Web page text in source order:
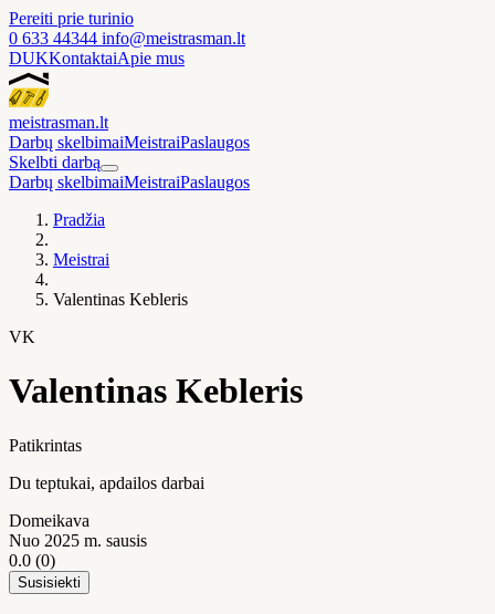
Pereiti prie turinio
0 633 44344 info@meistrasman.lt
DUKKontaktaiApie mus
meistrasman.lt
Darbų skelbimaiMeistraiPaslaugos
Skelbti darbą
Darbų skelbimaiMeistraiPaslaugos
Pradžia
Meistrai
Valentinas Kebleris
VK
Valentinas Kebleris
Patikrintas
Du teptukai, apdailos darbai
Domeikava
Nuo 2025 m. sausis
0.0 (0)
Susisiekti